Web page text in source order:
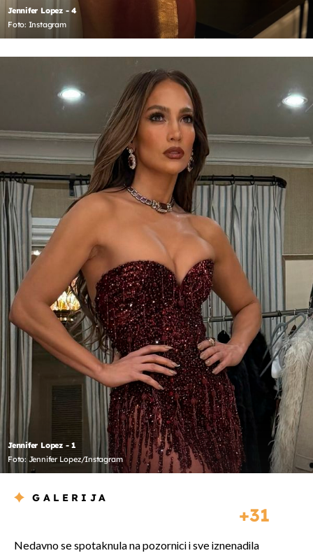
Jennifer Lopez - 4
Foto: Instagram
Jennifer Lopez - 1
Foto: Jennifer Lopez/Instagram
GALERIJA
31
Nedavno se spotaknula na pozornici i sve iznenadila